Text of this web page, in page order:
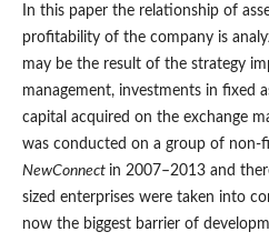
In this paper the relationship of
profitability of the company is
may be the result of the strategy
management, investments in fixed
capital acquired on the exchange
was conducted on a group of non-
NewConnect in 2007–2013 and
sized enterprises were taken into
now the biggest barrier of